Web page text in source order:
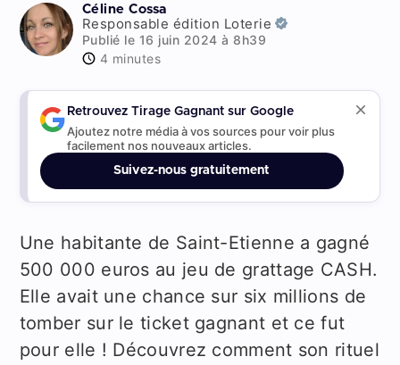
Céline Cossa
Responsable édition Loterie
Publié le 16 juin 2024 à 8h39
4 minutes
Retrouvez Tirage Gagnant sur Google
Ajoutez notre média à vos sources pour voir plus
facilement nos nouveaux articles.
Suivez-nous gratuitement
Une habitante de Saint-Etienne a gagné
500 000 euros au jeu de grattage CASH.
Elle avait une chance sur six millions de
tomber sur le ticket gagnant et ce fut
pour elle ! Découvrez comment son rituel